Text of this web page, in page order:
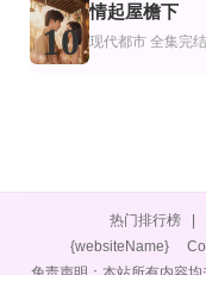
10
情起屋檐下
现代都市 全集完结
热门排行榜
{websiteName}
免责声明：本站所有内容